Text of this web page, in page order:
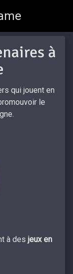
à
qui jouent en
le
.
à des jeux en